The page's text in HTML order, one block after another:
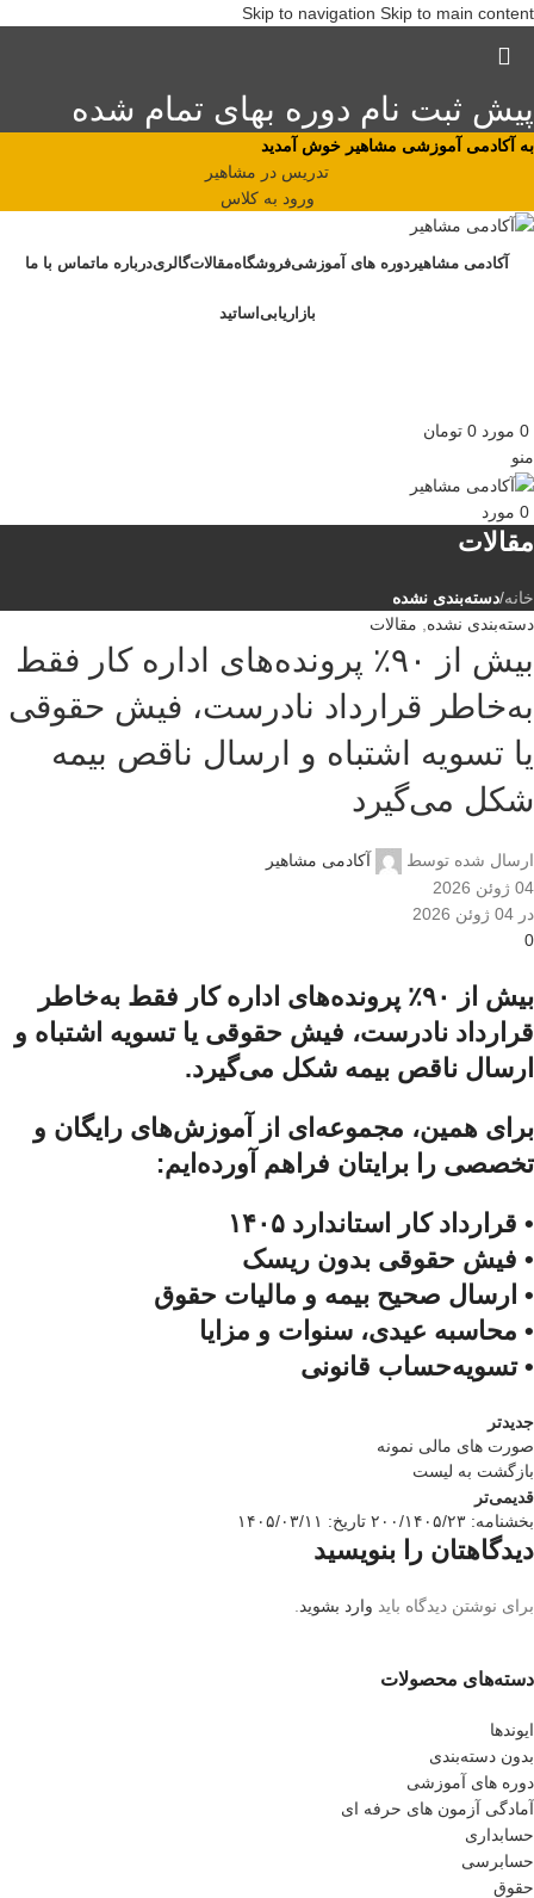
Skip to navigation Skip to main content
پیش ثبت نام دوره بهای تمام شده
به آکادمی آموزشی مشاهیر خوش آمدید
تدریس در مشاهیر
ورود به کلاس
آکادمی مشاهیر دوره های آموزشیفروشگاهمقالاتگالریدرباره ماتماس با ما
بازاریابی اساتید
0 مورد 0 تومان
منو
0 مورد
مقالات
خانه/دسته‌بندی نشده
دسته‌بندی نشده
مقالات
بیش از ۹۰٪ پرونده‌های اداره کار فقط
به‌خاطر قرارداد نادرست، فیش حقوقی
یا تسویه اشتباه و ارسال ناقص بیمه
شکل می‌گیرد
ارسال شده توسط
آکادمی مشاهیر
04 ژوئن 2026
در 04 ژوئن 2026
0
بیش از ۹۰٪ پرونده‌های اداره کار فقط به‌خاطر
قرارداد نادرست، فیش حقوقی یا تسویه اشتباه و
ارسال ناقص بیمه شکل می‌گیرد.
برای همین، مجموعه‌ای از آموزش‌های رایگان و
تخصصی را برایتان فراهم آورده‌ایم:
• قرارداد کار استاندارد ۱۴۰۵
• فیش حقوقی بدون ریسک
• ارسال صحیح بیمه و مالیات حقوق
• محاسبه عیدی، سنوات و مزایا
• تسویه‌حساب قانونی
جدیدتر
صورت های مالی نمونه
بازگشت به لیست
قدیمی‌تر
بخشنامه: ۲٠٠/۱۴٠۵/۲۳ تاریخ: ۱۴٠۵/٠۳/۱۱
دیدگاهتان را بنویسید
برای نوشتن دیدگاه باید وارد بشوید
دسته‌های محصولات
ایوندها
بدون دسته‌بندی
دوره های آموزشی
آمادگی آزمون های حرفه ای
حسابداری
حسابرسی
حقوق